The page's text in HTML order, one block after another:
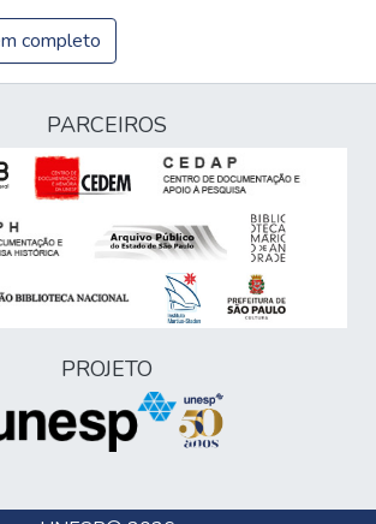
completo
PARCEIROS
PROJETO